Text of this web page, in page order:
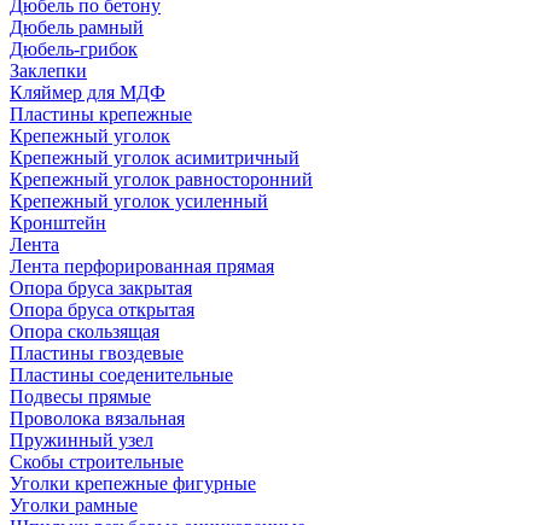
Дюбель по бетону
Дюбель рамный
Дюбель-грибок
Заклепки
Кляймер для МДФ
Пластины крепежные
Крепежный уголок
Крепежный уголок асимитричный
Крепежный уголок равносторонний
Крепежный уголок усиленный
Кронштейн
Лента
Лента перфорированная прямая
Опора бруса закрытая
Опора бруса открытая
Опора скользящая
Пластины гвоздевые
Пластины соеденительные
Подвесы прямые
Проволока вязальная
Пружинный узел
Скобы строительные
Уголки крепежные фигурные
Уголки рамные